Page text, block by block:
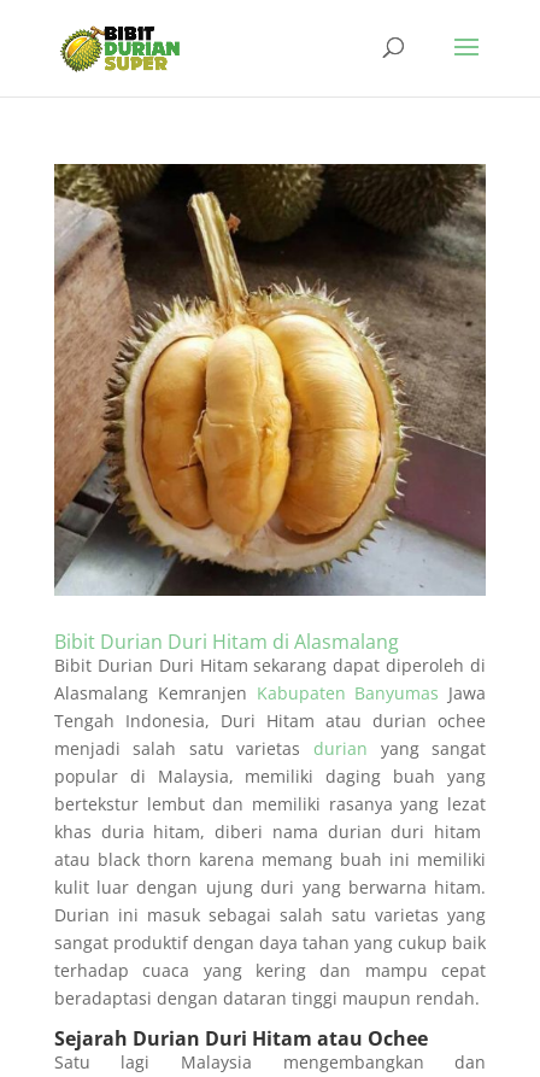
Bibit Durian Duri Hitam di Alasmalang
Bibit Durian Duri Hitam sekarang dapat diperoleh di
Alasmalang Kemranjen Kabupaten Banyumas Jawa
Tengah Indonesia, Duri Hitam atau durian ochee
menjadi salah satu varietas durian yang sangat
popular di Malaysia, memiliki daging buah yang
bertekstur lembut dan memiliki rasanya yang lezat
khas duria hitam, diberi nama durian duri hitam
atau black thorn karena memang buah ini memiliki
kulit luar dengan ujung duri yang berwarna hitam.
Durian ini masuk sebagai salah satu varietas yang
sangat produktif dengan daya tahan yang cukup baik
terhadap cuaca yang kering dan mampu cepat
beradaptasi dengan dataran tinggi maupun rendah.
Sejarah Durian Duri Hitam atau Ochee
Satu lagi Malaysia mengembangkan dan